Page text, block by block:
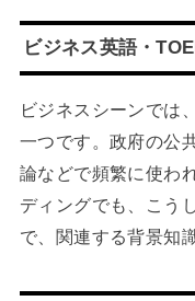
ビジネス英語・
ビジネスシーンでは
一つです。政府の公
論などで頻繁に使わ
ディングでも、こう
で、関連する背景知